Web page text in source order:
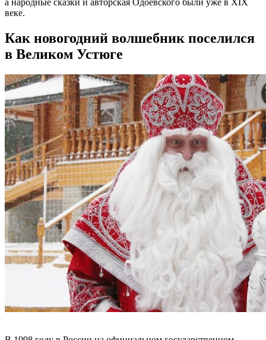
веке.
Как новогодний волшебник поселился
в Великом Устюге